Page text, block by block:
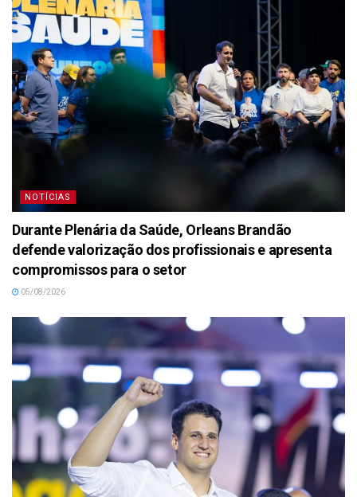
NOTÍCIAS
Durante Plenária da Saúde, Orleans Brandão
defende valorização dos profissionais e apresenta
compromissos para o setor
05/08/2026